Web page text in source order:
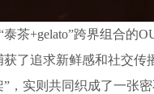
+gelato”跨界组合的
了追求新鲜感和社交
”，实则共同织成了一